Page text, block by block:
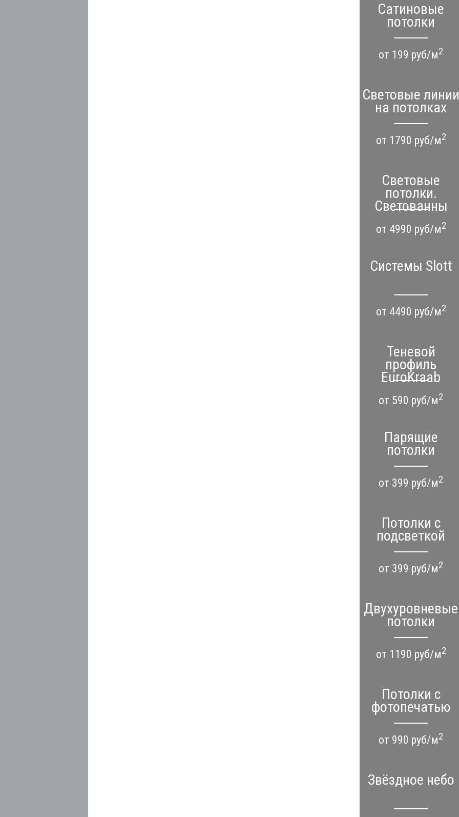
Сатиновые
потолки
от 199 руб/м2
Световые линии
на потолках
от 1790 руб/м2
Световые
потолки.
Светованны
от 4990 руб/м2
Системы Slott
от 4490 руб/м2
Теневой
профиль
EuroKraab
от 590 руб/м2
Парящие
потолки
от 399 руб/м2
Потолки с
подсветкой
от 399 руб/м2
Двухуровневые
потолки
от 1190 руб/м2
Потолки с
фотопечатью
от 990 руб/м2
Звёздное небо